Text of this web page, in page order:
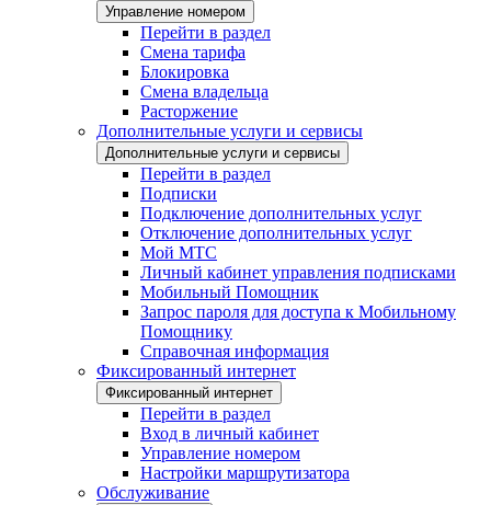
Управление номером
Перейти в раздел
Смена тарифа
Блокировка
Смена владельца
Расторжение
Дополнительные услуги и сервисы
Дополнительные услуги и сервисы
Перейти в раздел
Подписки
Подключение дополнительных услуг
Отключение дополнительных услуг
Мой МТС
Личный кабинет управления подписками
Мобильный Помощник
Запрос пароля для доступа к Мобильному
Помощнику
Справочная информация
Фиксированный интернет
Фиксированный интернет
Перейти в раздел
Вход в личный кабинет
Управление номером
Настройки маршрутизатора
Обслуживание